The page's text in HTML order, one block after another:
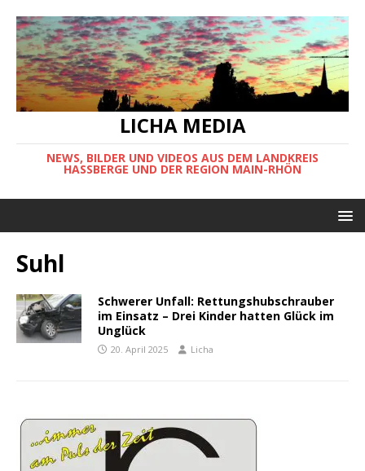
LICHA MEDIA
NEWS, BILDER UND VIDEOS AUS DEM LANDKREIS
HASSBERGE UND DER REGION MAIN-RHÖN
Suhl
Schwerer Unfall: Rettungshubschrauber
im Einsatz – Drei Kinder hatten Glück im
Unglück
20. April 2025 Licha